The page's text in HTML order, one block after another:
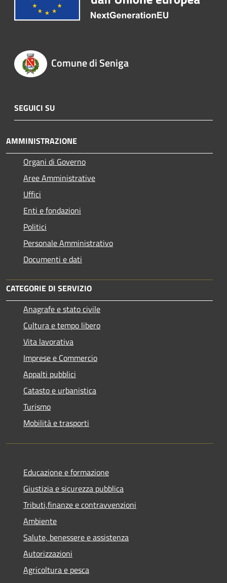
Comune di Seniga
SEGUICI SU
AMMINISTRAZIONE
Organi di Governo
Aree Amministrative
Uffici
Enti e fondazioni
Politici
Personale Amministrativo
Documenti e dati
CATEGORIE DI SERVIZIO
Anagrafe e stato civile
Cultura e tempo libero
Vita lavorativa
Imprese e Commercio
Appalti pubblici
Catasto e urbanistica
Turismo
Mobilità e trasporti
Educazione e formazione
Giustizia e sicurezza pubblica
Tributi,finanze e contravvenzioni
Ambiente
Salute, benessere e assistenza
Autorizzazioni
Agricoltura e pesca